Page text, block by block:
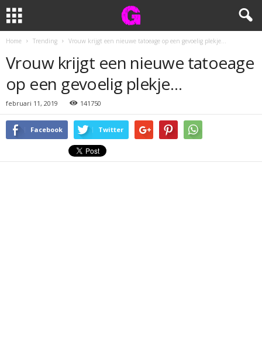
Home Trending Vrouw krijgt een nieuwe tatoeage op een gevoelig plekje…
Vrouw krijgt een nieuwe tatoeage
op een gevoelig plekje…
februari 11, 2019 141750
Facebook Twitter